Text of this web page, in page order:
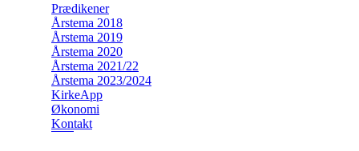
Prædikener
Årstema 2018
Årstema 2019
Årstema 2020
Årstema 2021/22
Årstema 2023/2024
KirkeApp
Økonomi
Kontakt